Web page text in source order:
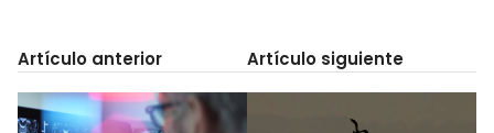
Artículo anterior Artículo siguiente